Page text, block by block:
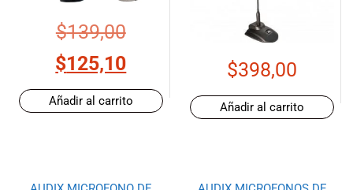
$139,00
$125,10
Añadir al carrito
$398,00
Añadir al carrito